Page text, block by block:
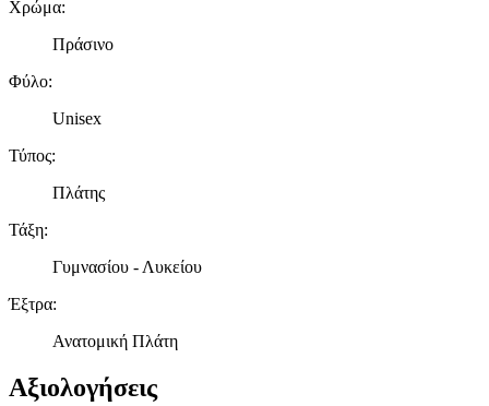
στη συσκευή σας, με σκοπό την προβολή εξατομικευμένων
διαφημίσεις και περιεχόμενο, την καλύτερη εικόνα του κοινού
μας και την ανάπτυξη προϊόντων. Επίσης, κοινοποιούμε
τοποθεσίας μας στους συνεργάτες μέσων κοινωνικής
Χρώμα:
Πράσινο
Φύλο:
Unisex
Τύπος:
Πλάτης
Τάξη:
Γυμνασίου - Λυκείου
Έξτρα:
Ανατομική Πλάτη
Αξιολογήσεις